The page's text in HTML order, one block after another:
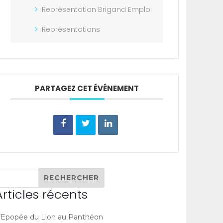
Représentation Brigand Emploi
Représentations
PARTAGEZ CET ÉVÉNEMENT
récents
du Lion au Panthéon